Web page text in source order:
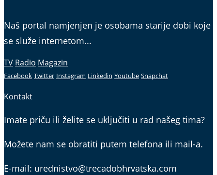
Naš portal namjenjen je osobama starije dobi koje
se služe internetom...
TV Radio Magazin
Facebook Twitter Instagram Linkedin Youtube Snapchat
Kontakt
Imate priču ili želite se uključiti u rad našeg tima?
Možete nam se obratiti putem telefona ili mail-a.
E-mail: urednistvo@trecadobhrvatska.com